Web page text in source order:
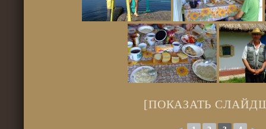
[ПОКАЗАТЬ